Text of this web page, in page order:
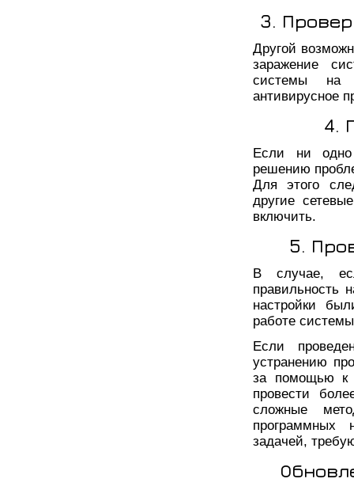
3.
Другой
заражение
системы на
антивирусное
4.
Если ни одно
решению
Для этого
другие
включить.
5.
В случае,
правильность
настройки
работе
Если
устранению
за помощью к
провести
сложные
программных
задачей,